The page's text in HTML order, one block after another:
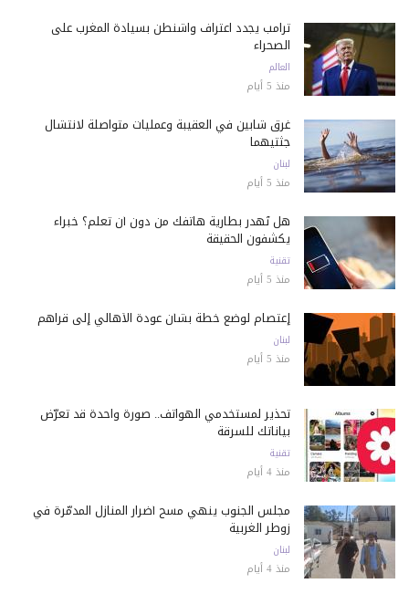
ترامب يجدد اعتراف واشنطن بسيادة المغرب على
الصحراء
العالم
منذ 5 أيام
غرق شابين في العقيبة وعمليات متواصلة لانتشال
جثتيهما
لبنان
منذ 5 أيام
هل تُهدر بطارية هاتفك من دون أن تعلم؟ خبراء
يكشفون الحقيقة
تقنية
منذ 5 أيام
إعتصام لوضع خطة بشأن عودة الأهالي إلى قراهم
لبنان
منذ 5 أيام
تحذير لمستخدمي الهواتف.. صورة واحدة قد تعرّض
بياناتك للسرقة
تقنية
منذ 4 أيام
مجلس الجنوب ينهي مسح أضرار المنازل المدمّرة في
زوطر الغربية
لبنان
منذ 4 أيام